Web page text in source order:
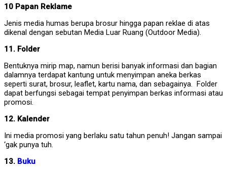
10 Papan Reklame
Jenis media humas berupa brosur hingga papan reklae di atas
dikenal dengan sebutan Media Luar Ruang (Outdoor Media).
11. Folder
Bentuknya mirip map, namun berisi banyak informasi dan bagian
dalamnya terdapat kantung untuk menyimpan aneka berkas
seperti surat, brosur, leaflet, kartu nama, dan sebagainya. Folder
dapat berfungsi sebagai tempat penyimpan berkas informasi atau
promosi.
12. Kalender
Ini media promosi yang berlaku satu tahun penuh! Jangan sampai
‘gak punya tuh.
13. Buku